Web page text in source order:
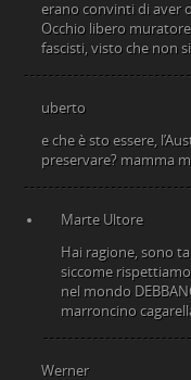
erano convinti di aver
Occhio libero
fascisti, visto che non
uberto
e che è sto essere,
preservare? mamma
Marte Ultore
Hai ragione, sono
siccome
nel mondo
marroncino
Werner